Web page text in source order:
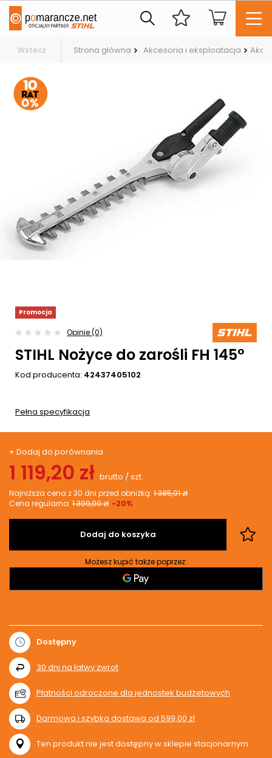
Wstecz Strona główna Akcesoria i eksploatacja
Promocja
Opinie (0)
STIHL Nożyce do zarośli FH 145°
Kod producenta: 42437405102
Pełna specyfikacja
+ Dodaj do porównania
1 119,20 zł brutto /szt.
Najniższa cena z 30 dni przed obniżką: 1 385,01 zł
Cena regularna: 1 399,00 zł -20%
Dodaj do koszyka
Możesz kupić także poprzez:
Dostępny
30 dni na łatwy zwrot
Płatności odroczone dla jednostek budżetowych
Darmowa i szybka dostawa od 599,00 zł
Ten produkt nie jest dostępny w sklepie stacjonarnym